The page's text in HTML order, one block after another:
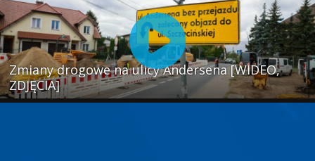
Zmiany drogowe na ulicy Andersena [WIDEO,
ZDJĘCIA]